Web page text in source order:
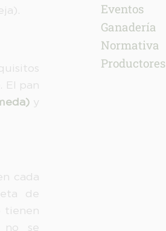
. El pan
y
cada
de
tienen
no se
Eventos
Ganadería
Normativa
Productores